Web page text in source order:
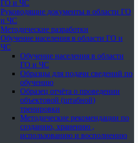
ГО и ЧС
Руководящие документы в области ГО
и ЧС
Методические разработки
Обучение населения в области ГО и
ЧС
Обучение населения в области
ГО и ЧС
Образцы для подачи сведений по
обучению
Образец отчёта о проведении
объектовой (штабной)
тренировки
Методические рекомендации по
созданию, хранению ,
использованию и восполнению